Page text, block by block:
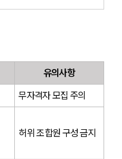
유의사항
무자격자 모집 주의
허위 조합원 구성 금지